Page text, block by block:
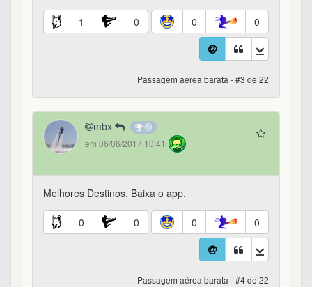
1 0 0 0
Passagem aérea barata - #3 de 22
mbx
em 06/06/2017 10:41
Melhores Destinos. Baixa o app.
0 0 0 0
Passagem aérea barata - #4 de 22